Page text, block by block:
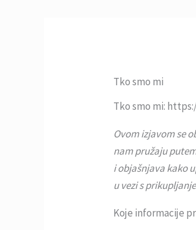
Tko smo mi
Tko smo mi:
Ovom izjavom se
nam pružaju
i objašnjava kako
u vezi s
Koje informacije